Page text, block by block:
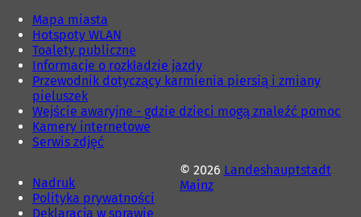
Mapa miasta
Hotspoty WLAN
Toalety publiczne
Informacje o rozkładzie jazdy
Przewodnik dotyczący karmienia piersią i zmiany
pieluszek
Wejście awaryjne - gdzie dzieci mogą znaleźć pomoc
Kamery internetowe
Serwis zdjęć
Nadruk
Polityka prywatności
Deklaracja w sprawie
© 2026 Landeshauptstadt
Mainz